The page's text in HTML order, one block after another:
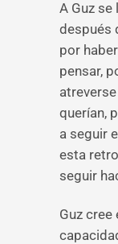
A Guz se
después
por
pensar,
querían,
a seguir
esta
seguir
Guz cree